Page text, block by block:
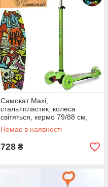
Самокат Maxi,
сталь+пластик, колеса
світяться, кермо 79/88 см,
підніжка 40-13 см, JR3-055-1-
GR
Немає в наявності
728 ₴